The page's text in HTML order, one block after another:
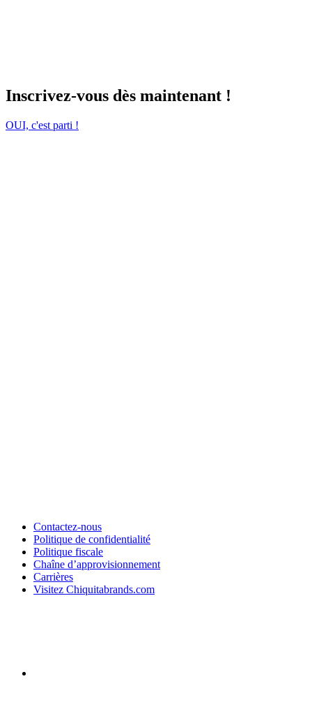
Inscrivez-vous dès maintenant !
OUI, c'est parti !
Contactez-nous
Politique de confidentialité
Politique fiscale
Chaîne d’approvisionnement
Carrières
Visitez Chiquitabrands.com